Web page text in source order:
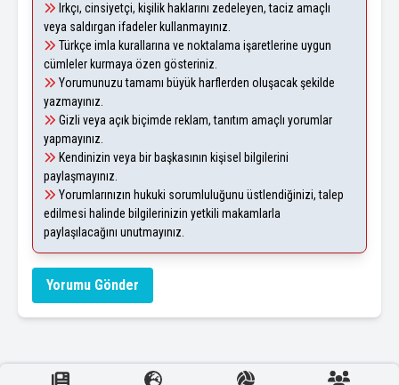
Irkçı, cinsiyetçi, kişilik haklarını zedeleyen, taciz amaçlı
veya saldırgan ifadeler kullanmayınız.
Türkçe imla kurallarına ve noktalama işaretlerine uygun
cümleler kurmaya özen gösteriniz.
Yorumunuzu tamamı büyük harflerden oluşacak şekilde
yazmayınız.
Gizli veya açık biçimde reklam, tanıtım amaçlı yorumlar
yapmayınız.
Kendinizin veya bir başkasının kişisel bilgilerini
paylaşmayınız.
Yorumlarınızın hukuki sorumluluğunu üstlendiğinizi, talep
edilmesi halinde bilgilerinizin yetkili makamlarla
paylaşılacağını unutmayınız.
Yorumu Gönder